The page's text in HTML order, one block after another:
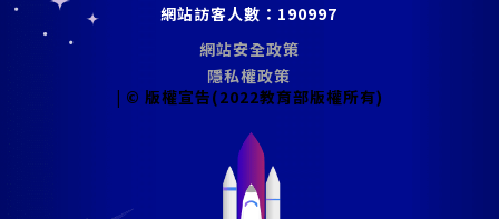
網站訪客人數： 190997
網站安全政策
隱私權政策
| © 版權宣告(2022教育部版權所有)